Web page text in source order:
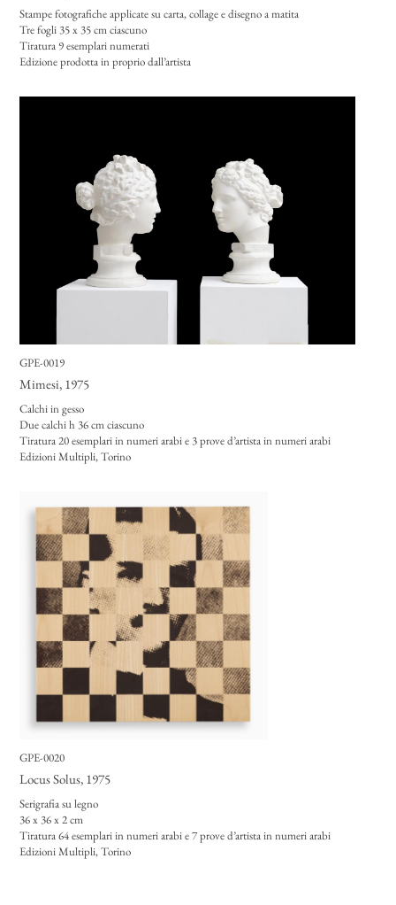
Stampe fotografiche applicate su carta, collage e disegno a matita
Tre fogli 35 x 35 cm ciascuno
Tiratura 9 esemplari numerati
Edizione prodotta in proprio dall’artista
GPE-0019
Mimesi, 1975
Calchi in gesso
Due calchi h 36 cm ciascuno
Tiratura 20 esemplari in numeri arabi e 3 prove d’artista in numeri arabi
Edizioni Multipli, Torino
GPE-0020
Locus Solus, 1975
Serigrafia su legno
36 x 36 x 2 cm
Tiratura 64 esemplari in numeri arabi e 7 prove d’artista in numeri arabi
Edizioni Multipli, Torino